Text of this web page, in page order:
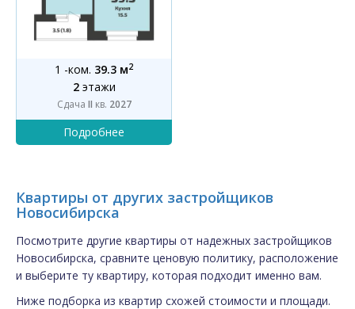
1 -ком. 39.3 м2
2этажи
Сдача II кв. 2027
Квартиры от других застройщиков
Новосибирска
Посмотрите другие квартиры от надежных застройщиков
Новосибирска, сравните ценовую политику, расположение
и выберите ту квартиру, которая подходит именно вам.
Ниже подборка из квартир схожей стоимости и площади.